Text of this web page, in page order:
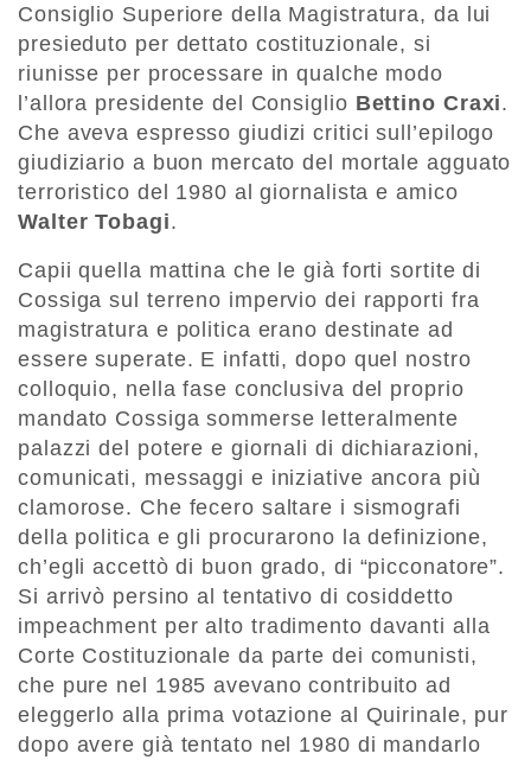
Consiglio Superiore della Magistratura, da lui
presieduto per dettato costituzionale, si
riunisse per processare in qualche modo
l’allora presidente del Consiglio Bettino Craxi.
Che aveva espresso giudizi critici sull’epilogo
giudiziario a buon mercato del mortale agguato
terroristico del 1980 al giornalista e amico
Walter Tobagi.
Capii quella mattina che le già forti sortite di
Cossiga sul terreno impervio dei rapporti fra
magistratura e politica erano destinate ad
essere superate. E infatti, dopo quel nostro
colloquio, nella fase conclusiva del proprio
mandato Cossiga sommerse letteralmente
palazzi del potere e giornali di dichiarazioni,
comunicati, messaggi e iniziative ancora più
clamorose. Che fecero saltare i sismografi
della politica e gli procurarono la definizione,
ch’egli accettò di buon grado, di “picconatore”.
Si arrivò persino al tentativo di cosiddetto
impeachment per alto tradimento davanti alla
Corte Costituzionale da parte dei comunisti,
che pure nel 1985 avevano contribuito ad
eleggerlo alla prima votazione al Quirinale, pur
dopo avere già tentato nel 1980 di mandarlo